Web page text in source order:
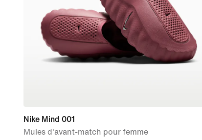
Nike Mind 001
Mules d'avant-match pour femme